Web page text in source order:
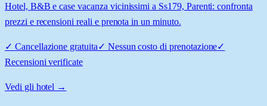
Hotel, B&B e case vacanza vicinissimi a Ss179, Parenti: confronta
prezzi e recensioni reali e prenota in un minuto.
✓ Cancellazione gratuita✓ Nessun costo di prenotazione✓
Recensioni verificate
Vedi gli hotel →